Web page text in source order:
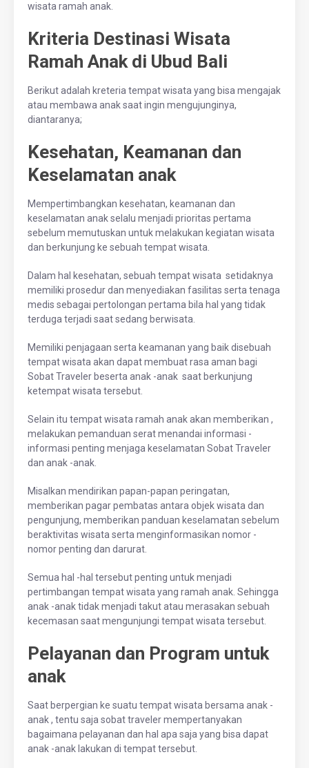
wisata ramah anak.
Kriteria Destinasi Wisata
Ramah Anak di Ubud Bali
Berikut adalah kreteria tempat wisata yang bisa mengajak
atau membawa anak saat ingin mengujunginya,
diantaranya;
Kesehatan, Keamanan dan
Keselamatan anak
Mempertimbangkan kesehatan, keamanan dan
keselamatan anak selalu menjadi prioritas pertama
sebelum memutuskan untuk melakukan kegiatan wisata
dan berkunjung ke sebuah tempat wisata.
Dalam hal kesehatan, sebuah tempat wisata setidaknya
memiliki prosedur dan menyediakan fasilitas serta tenaga
medis sebagai pertolongan pertama bila hal yang tidak
terduga terjadi saat sedang berwisata.
Memiliki penjagaan serta keamanan yang baik disebuah
tempat wisata akan dapat membuat rasa aman bagi
Sobat Traveler beserta anak -anak saat berkunjung
ketempat wisata tersebut.
Selain itu tempat wisata ramah anak akan memberikan ,
melakukan pemanduan serat menandai informasi -
informasi penting menjaga keselamatan Sobat Traveler
dan anak -anak.
Misalkan mendirikan papan-papan peringatan,
memberikan pagar pembatas antara objek wisata dan
pengunjung, memberikan panduan keselamatan sebelum
beraktivitas wisata serta menginformasikan nomor -
nomor penting dan darurat.
Semua hal -hal tersebut penting untuk menjadi
pertimbangan tempat wisata yang ramah anak. Sehingga
anak -anak tidak menjadi takut atau merasakan sebuah
kecemasan saat mengunjungi tempat wisata tersebut.
Pelayanan dan Program untuk
anak
Saat berpergian ke suatu tempat wisata bersama anak -
anak , tentu saja sobat traveler mempertanyakan
bagaimana pelayanan dan hal apa saja yang bisa dapat
anak -anak lakukan di tempat tersebut.